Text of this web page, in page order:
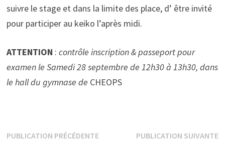
suivre le stage et dans la limite des place, d’ être invité
pour participer au keiko l’après midi.
ATTENTION : contrôle inscription & passeport pour
examen le Samedi 28 septembre de 12h30 à 13h30, dans
le hall du gymnase de CHEOPS
PUBLICATION PRÉCÉDENTEPublicationPUBLICATION SUIVANTE